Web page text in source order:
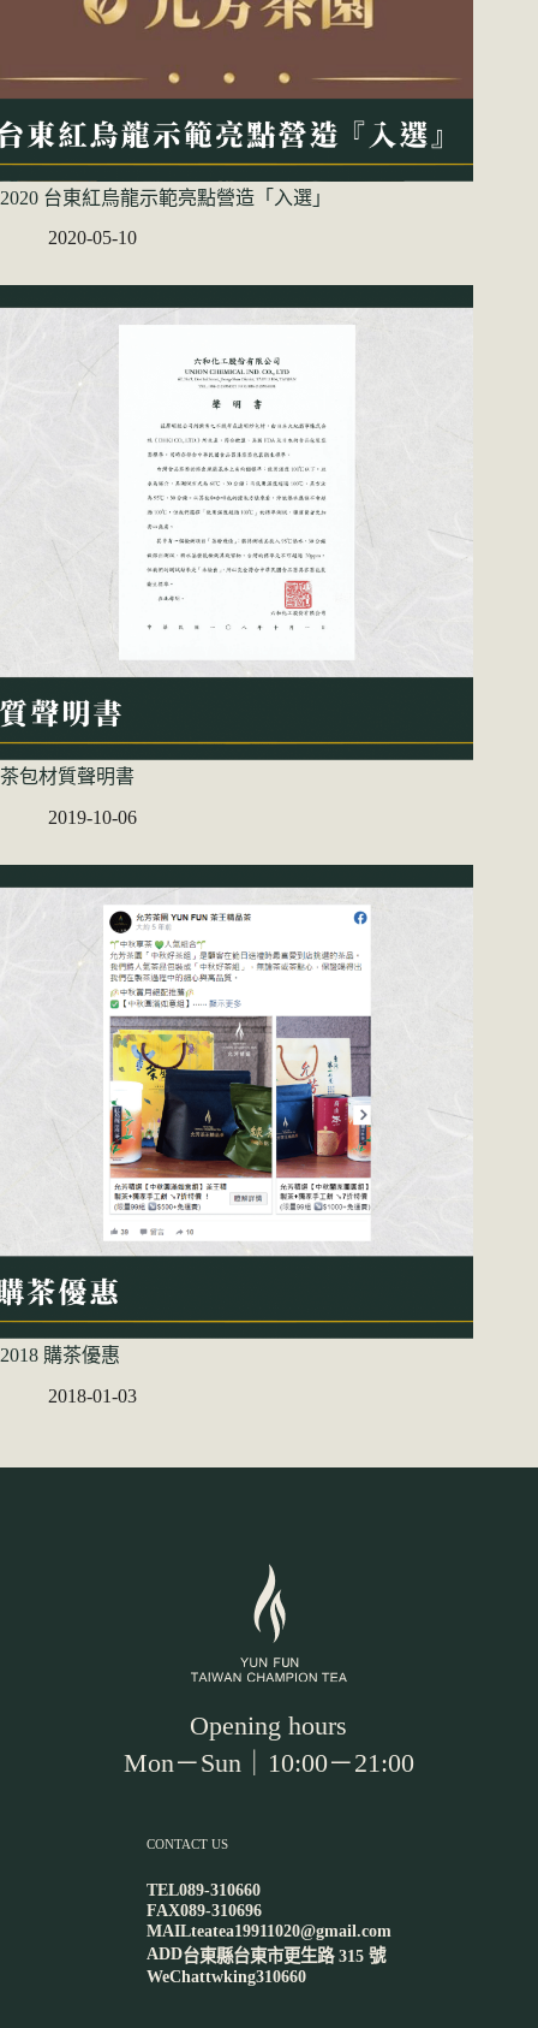
2020 台東紅烏龍示範亮點營造「入選」
2020-05-10
茶包材質聲明書
2019-10-06
2018 購茶優惠
2018-01-03
Opening hours
Mon－Sun｜10:00－21:00
CONTACT US
TEL089-310660
FAX089-310696
MAILteatea19911020@gmail.com
ADD台東縣台東市更生路 315 號
WeChattwking310660